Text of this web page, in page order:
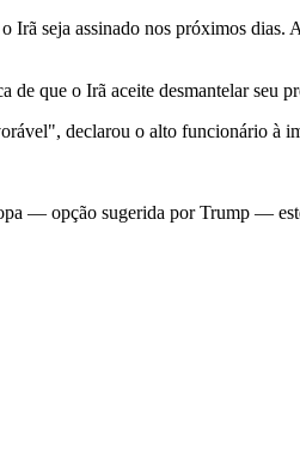
seja assinado nos próximos
que o Irã aceite desmantelar seu
declarou o alto funcionário à
— opção sugerida por Trump —